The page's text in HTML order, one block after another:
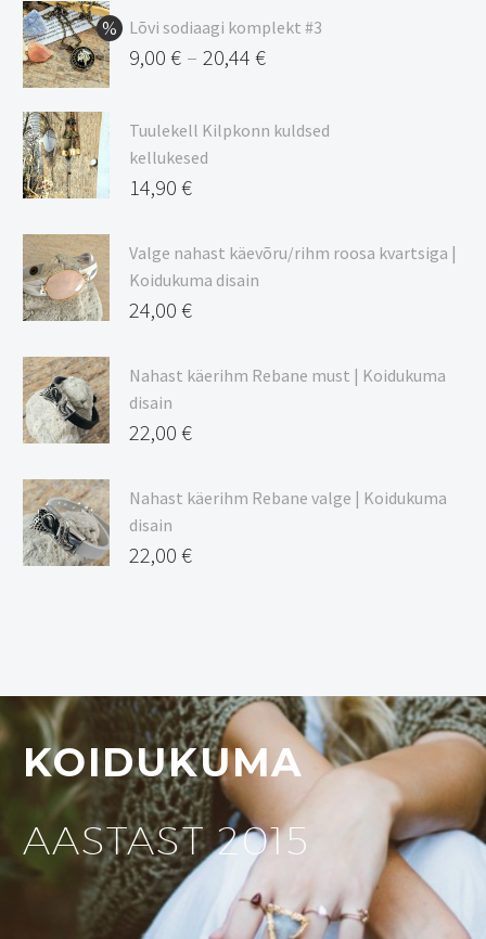
Lõvi sodiaagi komplekt #3
9,00 € – 20,44 €
9,00 €
kuni
20,44 €
Tuulekell Kilpkonn kuldsed
kellukesed
14,90 €
Valge nahast käevõru/rihm roosa kvartsiga |
Koidukuma disain
24,00 €
Nahast käerihm Rebane must | Koidukuma
disain
22,00 €
Nahast käerihm Rebane valge | Koidukuma
disain
22,00 €
KOIDUKUMA
AASTAST 2015